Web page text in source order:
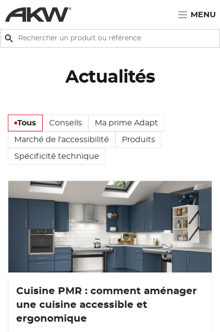
MENU
Rechercher
Rechercher
Actualités
Tous Conseils Ma prime Adapt
Marché de l'accessibilité Produits
Spécificité technique
Cuisine PMR : comment aménager
une cuisine accessible et
ergonomique